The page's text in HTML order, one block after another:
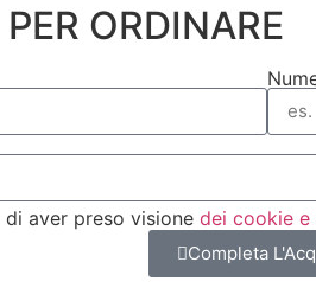
ORDINARE
aver preso visione dei cookie
Completa